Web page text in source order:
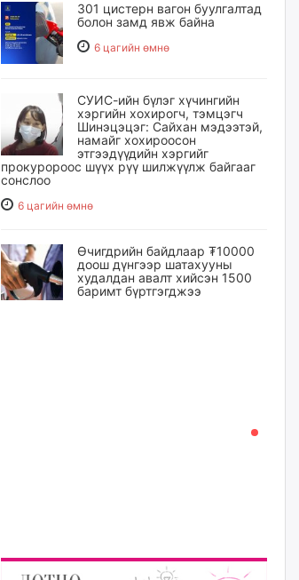
301 цистерн вагон буулгалтад
болон замд явж байна
6 цагийн өмнө
СУИС-ийн бүлэг хүчингийн
хэргийн хохирогч, тэмцэгч
Шинэцэцэг: Сайхан мэдээтэй,
намайг хохироосон
этгээдүүдийн хэргийг
прокуророос шүүх рүү шилжүүлж байгааг
сонслоо
6 цагийн өмнө
Өчигдрийн байдлаар ₮10000
доош дүнгээр шатахууны
худалдан авалт хийсэн 1500
баримт бүртгэгджээ